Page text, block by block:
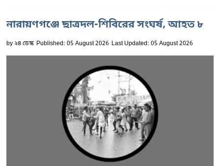
নারায়ণগঞ্জে ছাত্রদল-শিবিরের সংঘর্ষ, আহত ৮
by২৪ ডেস্ক Published: 05 August 2026 Last Updated: 05 August 2026